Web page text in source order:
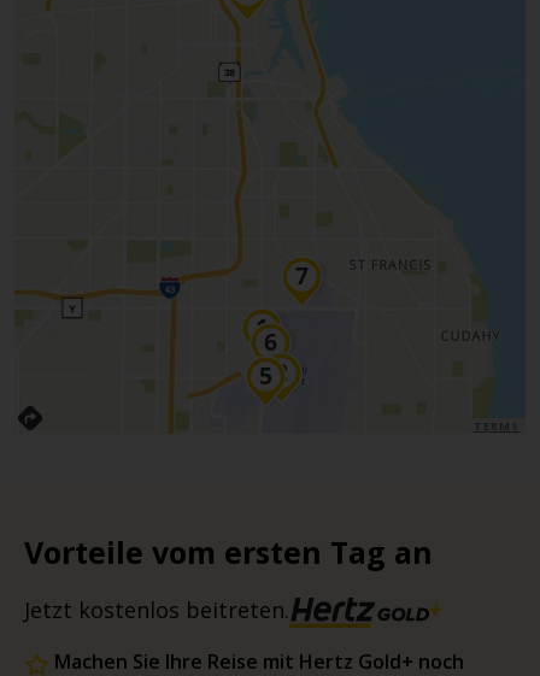
Vorteile vom ersten Tag an
Jetzt kostenlos beitreten.
Machen Sie Ihre Reise mit Hertz Gold+ noch